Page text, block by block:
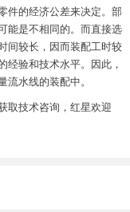
件的经济公差来决定。部
能是不相同的。而直接选
间较长，因而装配工时较
经验和技术水平。因此，
水线的装配中。
取技术咨询，红星欢迎